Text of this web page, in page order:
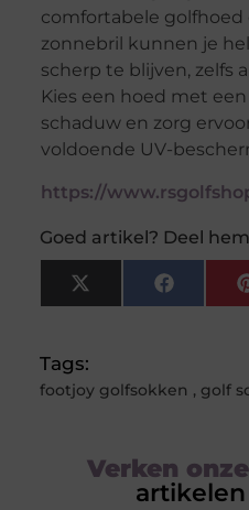
comfortabele golfhoed
zonnebril kunnen je
scherp te blijven, zelfs
Kies een hoed met
schaduw en zorg
voldoende UV-
https://
Goed artikel? Deel
X
(Twitter)
Tags:
footjoy golfsokken , golf
Verken